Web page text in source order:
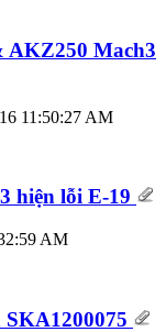
AKZ250 Mach3
11:50:27 AM
hiện lỗi E-19
AM
SKA1200075